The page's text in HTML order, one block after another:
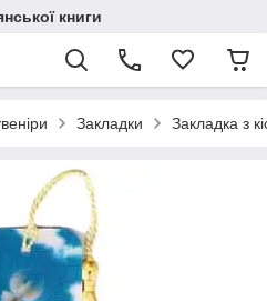
книги
Закладки Закладка з